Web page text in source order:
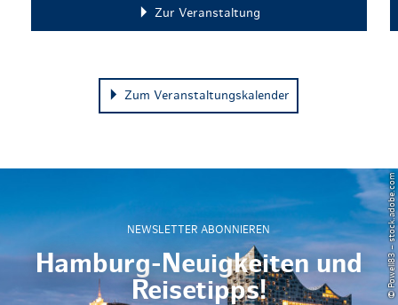
Zur Veranstaltung
Zum Veranstaltungskalender
NEWSLETTER ABONNIEREN
Hamburg-Neuigkeiten und
Reisetipps!
© Powell83 – stock.adobe.com